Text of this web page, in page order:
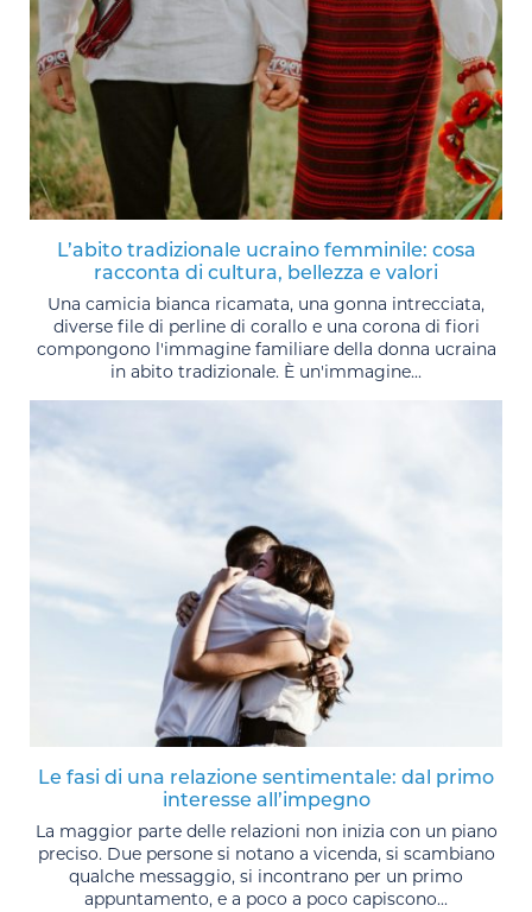
L’abito tradizionale ucraino femminile: cosa
racconta di cultura, bellezza e valori
Una camicia bianca ricamata, una gonna intrecciata,
diverse file di perline di corallo e una corona di fiori
compongono l'immagine familiare della donna ucraina
in abito tradizionale. È un'immagine...
Le fasi di una relazione sentimentale: dal primo
interesse all’impegno
La maggior parte delle relazioni non inizia con un piano
preciso. Due persone si notano a vicenda, si scambiano
qualche messaggio, si incontrano per un primo
appuntamento, e a poco a poco capiscono...